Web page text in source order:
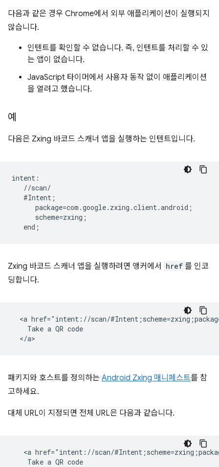
다음과 같은 경우 Chrome에서 외부 애플리케이션이 실행되지
않습니다.
인텐트를 확인할 수 없습니다. 즉, 인텐트를 처리할 수 있
는 앱이 없습니다.
JavaScript 타이머에서 사용자 동작 없이 애플리케이션
을 열려고 했습니다.
예
다음은 Zxing 바코드 스캐너 앱을 실행하는 인텐트입니다.
intent:
   //scan/
   #Intent;
      package=com.google.zxing.client.android;
      scheme=zxing;
Zxing 바코드 스캐너 앱을 실행하려면 앵커에서 href 를 인코
딩합니다.
<a href="intent://scan/
    Take a QR code
패키지와 호스트를 정의하는 Android Zxing 매니페스트를 참
고하세요.
대체 URL이 지정되면 전체 URL은 다음과 같습니다.
<a href="intent://scan/
    Take a QR code